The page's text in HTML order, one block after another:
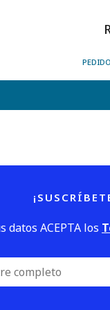
datos ACEPTA los